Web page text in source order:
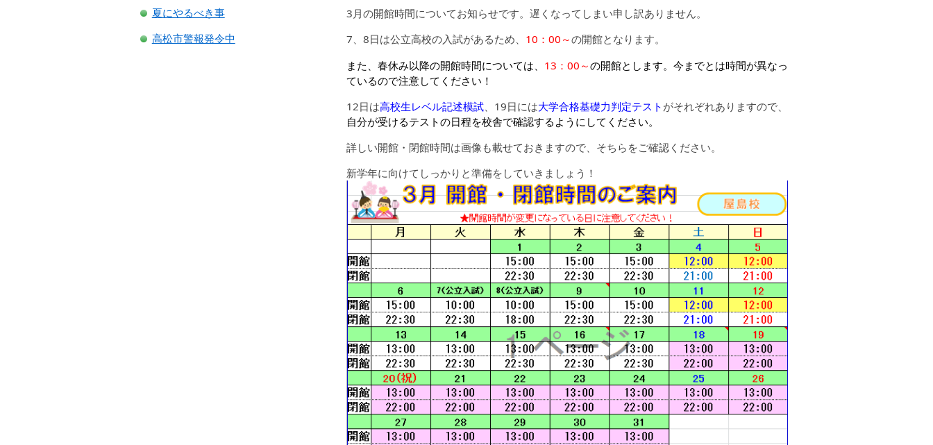
3月の開館時間についてお知らせです。遅くなってしまい申し訳ありません。
7、8日は公立高校の入試があるため、 10：00～の開館となります。
また、春休み以降の開館時間については、 13：00～の開館とします。今までとは時間が異なっ
ているので注意してください！
12日は高校生レベル記述模試、19日には大学合格基礎力判定テスト がそれぞれありますので、
自分が受けるテストの日程を校舎で確認するようにしてください。
詳しい開館・閉館時間は画像も載せておきますので、そちらをご確認ください。
新学年に向けてしっかりと準備をしていきましょう！
夏にやるべき事
高松市警報発令中